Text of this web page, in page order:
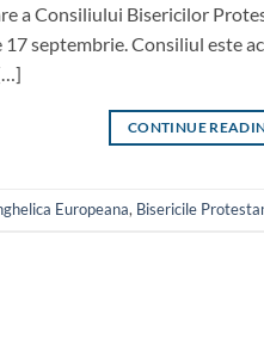
a Consiliului Bisericilor
septembrie. Consiliul este
CONTINUE
Europeana, Bisericile